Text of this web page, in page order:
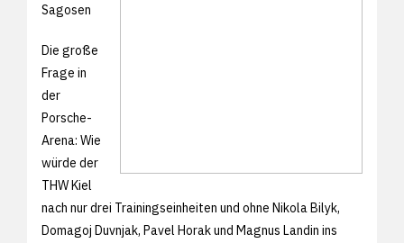
Sagosen
Die große
Frage in
der
Porsche-
Arena: Wie
würde der
THW Kiel
nach nur drei Trainingseinheiten und ohne Nikola Bilyk,
Domagoj Duvnjak, Pavel Horak und Magnus Landin ins